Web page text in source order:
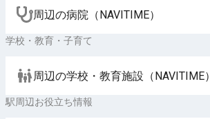
周辺の病院（NAVITIME）
学校・教育・子育て
周辺の学校・教育施設（NAVITIME）
駅周辺お役立ち情報